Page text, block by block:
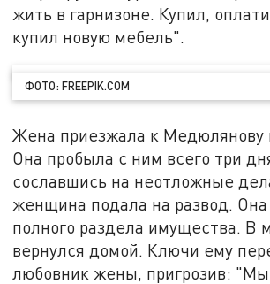
жить в гарнизоне. Купил,
купил новую мебель".
ФОТО: FREEPIK.COM
Жена приезжала к Медюлянову
Она пробыла с ним всего три
сославшись на неотложные
женщина подала на развод. Она
полного раздела имущества. В
вернулся домой. Ключи ему
любовник жены, пригрозив: "Мы